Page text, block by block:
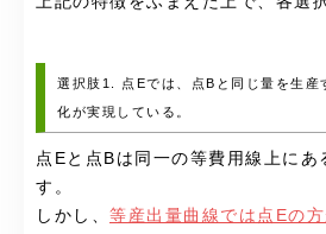
選択肢1. 点Eでは、点Bと同じ量を生産
化が実現している。
点Eと点Bは同一の等費用線上にあ
す。
しかし、 等産出量曲線では点Eの